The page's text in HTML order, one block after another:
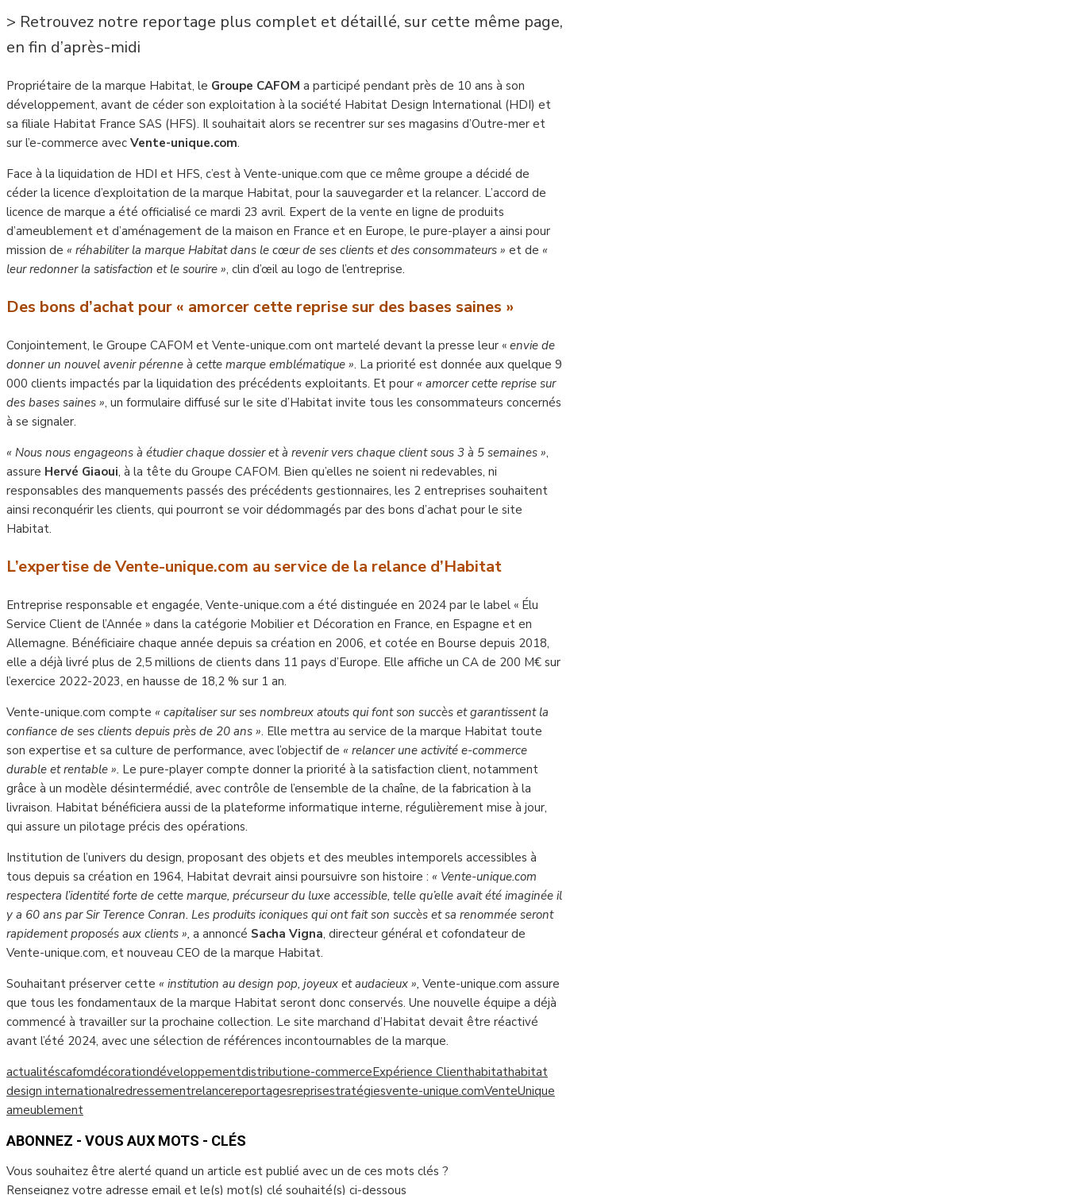
> Retrouvez notre reportage plus complet et détaillé, sur cette même page,
en fin d’après-midi
Propriétaire de la marque Habitat, le Groupe CAFOM a participé pendant près de 10 ans à son
développement, avant de céder son exploitation à la société Habitat Design International (HDI) et
sa filiale Habitat France SAS (HFS). Il souhaitait alors se recentrer sur ses magasins d’Outre-mer et
sur l’e-commerce avec Vente-unique.com.
Face à la liquidation de HDI et HFS, c’est à Vente-unique.com que ce même groupe a décidé de
céder la licence d’exploitation de la marque Habitat, pour la sauvegarder et la relancer. L’accord de
licence de marque a été officialisé ce mardi 23 avril. Expert de la vente en ligne de produits
d’ameublement et d’aménagement de la maison en France et en Europe, le pure-player a ainsi pour
mission de « réhabiliter la marque Habitat dans le cœur de ses clients et des consommateurs » et de «
leur redonner la satisfaction et le sourire », clin d’œil au logo de l’entreprise.
Des bons d’achat pour « amorcer cette reprise sur des bases saines »
Conjointement, le Groupe CAFOM et Vente-unique.com ont martelé devant la presse leur « envie de
donner un nouvel avenir pérenne à cette marque emblématique ». La priorité est donnée aux quelque 9
000 clients impactés par la liquidation des précédents exploitants. Et pour « amorcer cette reprise sur
des bases saines », un formulaire diffusé sur le site d’Habitat invite tous les consommateurs concernés
à se signaler.
« Nous nous engageons à étudier chaque dossier et à revenir vers chaque client sous 3 à 5 semaines »,
assure Hervé Giaoui, à la tête du Groupe CAFOM. Bien qu’elles ne soient ni redevables, ni
responsables des manquements passés des précédents gestionnaires, les 2 entreprises souhaitent
ainsi reconquérir les clients, qui pourront se voir dédommagés par des bons d’achat pour le site
Habitat.
L’expertise de Vente-unique.com au service de la relance d’Habitat
Entreprise responsable et engagée, Vente-unique.com a été distinguée en 2024 par le label « Élu
Service Client de l’Année » dans la catégorie Mobilier et Décoration en France, en Espagne et en
Allemagne. Bénéficiaire chaque année depuis sa création en 2006, et cotée en Bourse depuis 2018,
elle a déjà livré plus de 2,5 millions de clients dans 11 pays d’Europe. Elle affiche un CA de 200 M€ sur
l’exercice 2022-2023, en hausse de 18,2 % sur 1 an.
Vente-unique.com compte « capitaliser sur ses nombreux atouts qui font son succès et garantissent la
confiance de ses clients depuis près de 20 ans ». Elle mettra au service de la marque Habitat toute
son expertise et sa culture de performance, avec l’objectif de « relancer une activité e-commerce
durable et rentable ». Le pure-player compte donner la priorité à la satisfaction client, notamment
grâce à un modèle désintermédié, avec contrôle de l’ensemble de la chaîne, de la fabrication à la
livraison. Habitat bénéficiera aussi de la plateforme informatique interne, régulièrement mise à jour,
qui assure un pilotage précis des opérations.
Institution de l’univers du design, proposant des objets et des meubles intemporels accessibles à
tous depuis sa création en 1964, Habitat devrait ainsi poursuivre son histoire : « Vente-unique.com
respectera l’identité forte de cette marque, précurseur du luxe accessible, telle qu’elle avait été imaginée il
y a 60 ans par Sir Terence Conran. Les produits iconiques qui ont fait son succès et sa renommée seront
rapidement proposés aux clients », a annoncé Sacha Vigna, directeur général et cofondateur de
Vente-unique.com, et nouveau CEO de la marque Habitat.
Souhaitant préserver cette « institution au design pop, joyeux et audacieux », Vente-unique.com assure
que tous les fondamentaux de la marque Habitat seront donc conservés. Une nouvelle équipe a déjà
commencé à travailler sur la prochaine collection. Le site marchand d’Habitat devait être réactivé
avant l’été 2024, avec une sélection de références incontournables de la marque.
actualitéscafomdécorationdéveloppementdistributione-commerceExpérience Clienthabitathabitat
design internationalredressementrelancereportagesreprisestratégiesvente-unique.comVenteUnique
ameublement
ABONNEZ - VOUS AUX MOTS - CLÉS
Vous souhaitez être alerté quand un article est publié avec un de ces mots clés ?
Renseignez votre adresse email et le(s) mot(s) clé souhaité(s) ci-dessous